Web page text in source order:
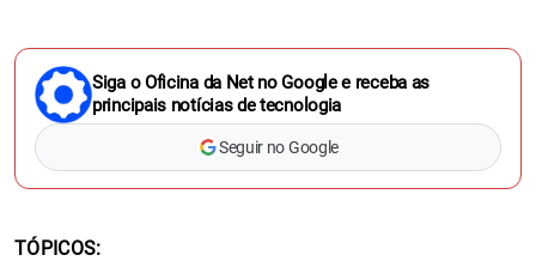
Siga o Oficina da Net no Google e receba as
principais notícias de tecnologia
Seguir no Google
TÓPICOS